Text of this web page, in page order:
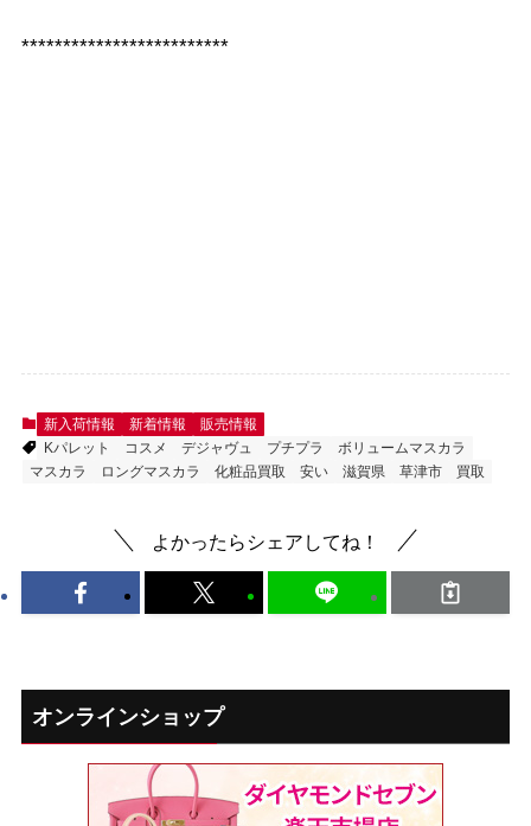
*************************
新入荷情報 新着情報
販売情報
Kパレット
コスメ デジャヴュ プチプラ
ボリュームマスカラ
マスカラ
ロングマスカラ 化粧品買取 安い 滋賀県 草津市 買取
よかったらシェアしてね！
オンラインショップ